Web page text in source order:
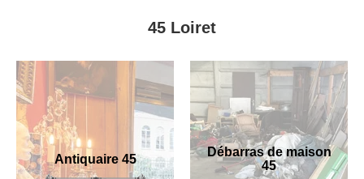
45 Loiret
Antiquaire 45
Débarras de maison
45